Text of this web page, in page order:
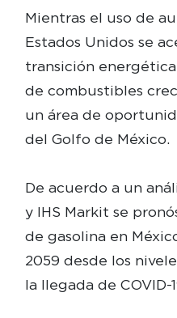
Mientras el uso de
Estados Unidos se
transición
de combustibles
un área de
del Golfo de México.
De acuerdo a un
y IHS Markit se
de gasolina en
2059 desde los
la llegada de COVID-